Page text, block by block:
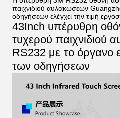
παιχνιδιού αυλακώσεων
οδηγήσεων ελέγχει την τιμή
43Inch υπέρυθρη
τυχερού παιχνιδιού
RS232 με το όργανο
των οδηγήσεων